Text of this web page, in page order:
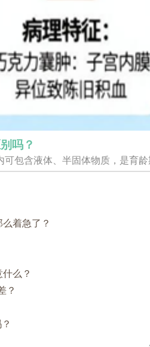
吗？
包含液体、半固体物质，是育
着急了？
么？
？